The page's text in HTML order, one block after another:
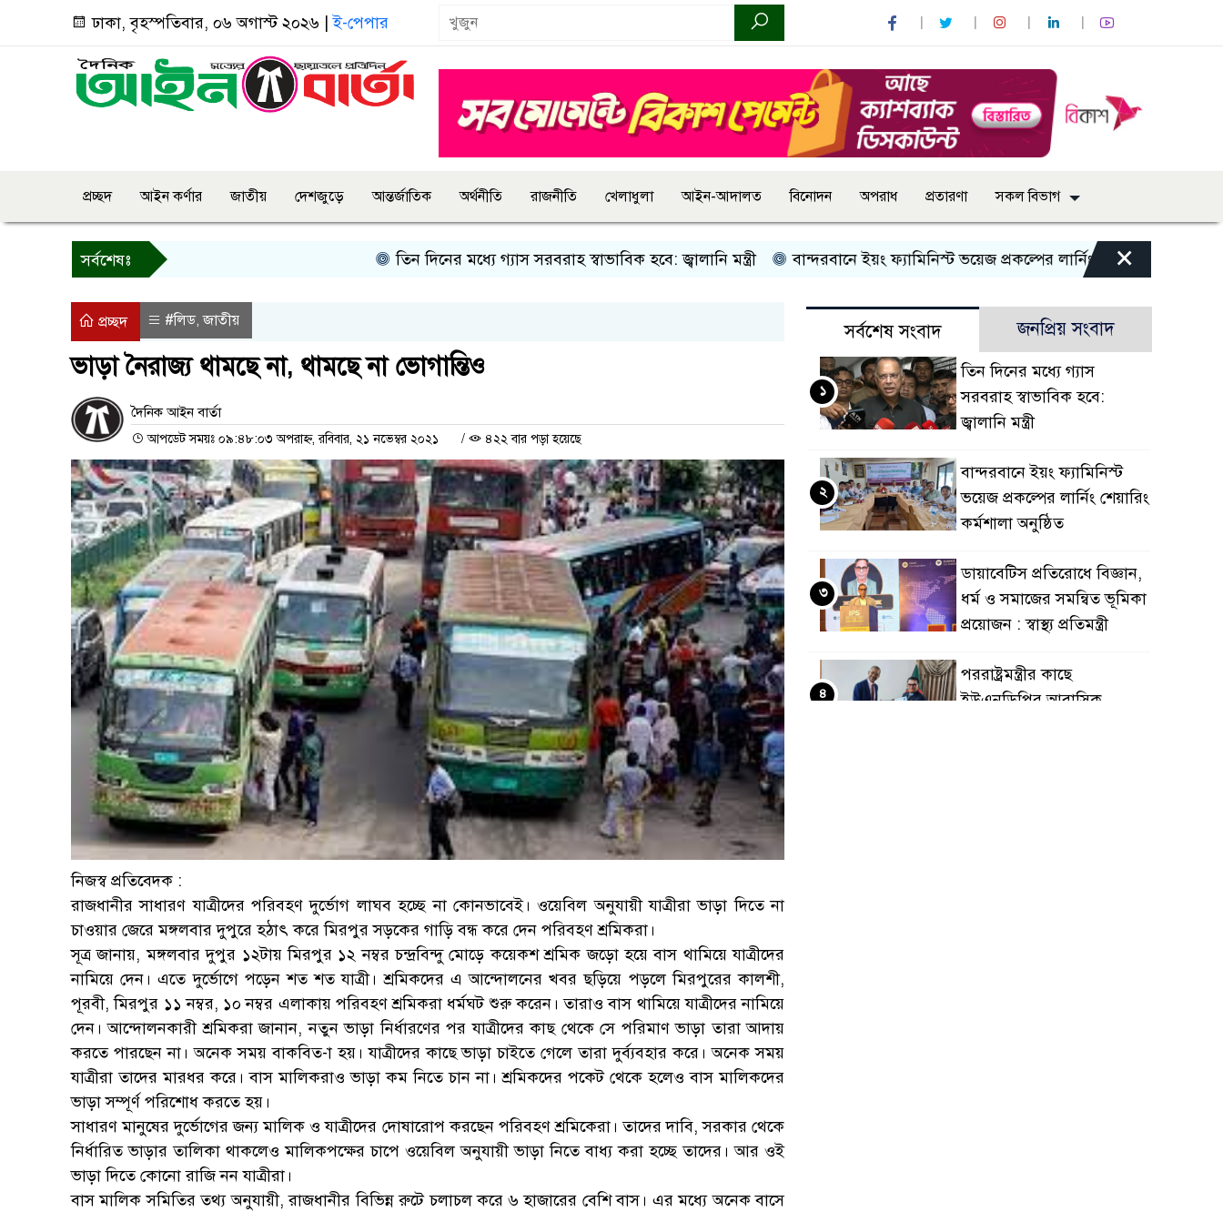
ঢাকা, বৃহস্পতিবার, ০৬ অগাস্ট ২০২৬ |ই-পেপার
প্রচ্ছদ আইন কর্ণার জাতীয় দেশজুড়ে আন্তর্জাতিক অর্থনীতি রাজনীতি খেলাধুলা আইন-আদালত বিনোদন অপরাধ প্রতারণা সকল বিভাগ
সর্বশেষঃ তিন দিনের মধ্যে গ্যাস সরবরাহ স্বাভাবিক হবে: জ্বালানি মন্ত্রী বান্দরবানে ইয়ং ফ্যামিনিস্ট ভয়েজ প্রকল্পের লার্নিং শেয়ারিং কর্মশালা অনুষ্ঠিত
×
প্রচ্ছদ #লিড,জাতীয়
ভাড়া নৈরাজ্য থামছে না, থামছে না ভোগান্তিও
দৈনিক আইন বার্তা
আপডেট সময়ঃ ০৯:৪৮:০৩ অপরাহ্ন, রবিবার, ২১ নভেম্বর ২০২১ / ৪২২ বার পড়া হয়েছে
নিজস্ব প্রতিবেদক :
রাজধানীর সাধারণ যাত্রীদের পরিবহণ দুর্ভোগ লাঘব হচ্ছে না কোনভাবেই। ওয়েবিল অনুযায়ী যাত্রীরা ভাড়া দিতে না
চাওয়ার জেরে মঙ্গলবার দুপুরে হঠাৎ করে মিরপুর সড়কের গাড়ি বন্ধ করে দেন পরিবহণ শ্রমিকরা।
সূত্র জানায়, মঙ্গলবার দুপুর ১২টায় মিরপুর ১২ নম্বর চন্দ্রবিন্দু মোড়ে কয়েকশ শ্রমিক জড়ো হয়ে বাস থামিয়ে যাত্রীদের
নামিয়ে দেন। এতে দুর্ভোগে পড়েন শত শত যাত্রী। শ্রমিকদের এ আন্দোলনের খবর ছড়িয়ে পড়লে মিরপুরের কালশী,
পূরবী, মিরপুর ১১ নম্বর, ১০ নম্বর এলাকায় পরিবহণ শ্রমিকরা ধর্মঘট শুরু করেন। তারাও বাস থামিয়ে যাত্রীদের নামিয়ে
দেন। আন্দোলনকারী শ্রমিকরা জানান, নতুন ভাড়া নির্ধারণের পর যাত্রীদের কাছ থেকে সে পরিমাণ ভাড়া তারা আদায়
করতে পারছেন না। অনেক সময় বাকবিত-া হয়। যাত্রীদের কাছে ভাড়া চাইতে গেলে তারা দুর্ব্যবহার করে। অনেক সময়
যাত্রীরা তাদের মারধর করে। বাস মালিকরাও ভাড়া কম নিতে চান না। শ্রমিকদের পকেট থেকে হলেও বাস মালিকদের
ভাড়া সম্পূর্ণ পরিশোধ করতে হয়।
সাধারণ মানুষের দুর্ভোগের জন্য মালিক ও যাত্রীদের দোষারোপ করছেন পরিবহণ শ্রমিকেরা। তাদের দাবি, সরকার থেকে
নির্ধারিত ভাড়ার তালিকা থাকলেও মালিকপক্ষের চাপে ওয়েবিল অনুযায়ী ভাড়া নিতে বাধ্য করা হচ্ছে তাদের। আর ওই
ভাড়া দিতে কোনো রাজি নন যাত্রীরা।
বাস মালিক সমিতির তথ্য অনুযায়ী, রাজধানীর বিভিন্ন রুটে চলাচল করে ৬ হাজারের বেশি বাস। এর মধ্যে অনেক বাসে
সর্বশেষ সংবাদ জনপ্রিয় সংবাদ
তিন দিনের মধ্যে গ্যাস
সরবরাহ স্বাভাবিক হবে:
জ্বালানি মন্ত্রী
১
বান্দরবানে ইয়ং ফ্যামিনিস্ট
ভয়েজ প্রকল্পের লার্নিং শেয়ারিং
কর্মশালা অনুষ্ঠিত
২
ডায়াবেটিস প্রতিরোধে বিজ্ঞান,
ধর্ম ও সমাজের সমন্বিত ভূমিকা
প্রয়োজন : স্বাস্থ্য প্রতিমন্ত্রী
৩
পররাষ্ট্রমন্ত্রীর কা‌ছে
ইউএনডিপির আবাসিক
৪